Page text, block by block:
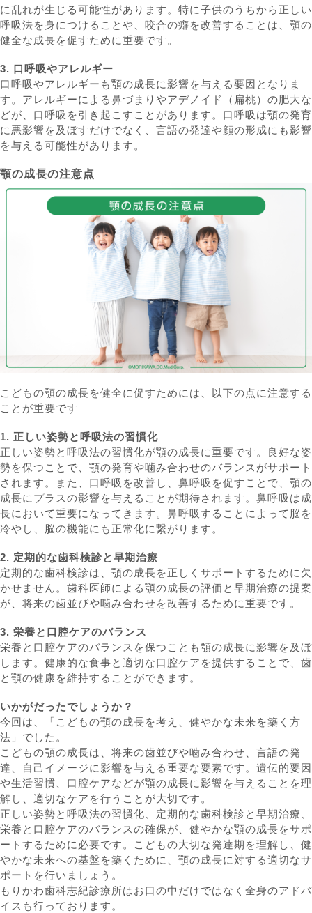
に乱れが生じる可能性があります。特に子供のうちから正しい
呼吸法を身につけることや、咬合の癖を改善することは、顎の
健全な成長を促すために重要です。
3. 口呼吸やアレルギー
口呼吸やアレルギーも顎の成長に影響を与える要因となりま
す。アレルギーによる鼻づまりやアデノイド（扁桃）の肥大な
どが、口呼吸を引き起こすことがあります。口呼吸は顎の発育
に悪影響を及ぼすだけでなく、言語の発達や顔の形成にも影響
を与える可能性があります。
顎の成長の注意点
こどもの顎の成長を健全に促すためには、以下の点に注意する
ことが重要です
1. 正しい姿勢と呼吸法の習慣化
正しい姿勢と呼吸法の習慣化が顎の成長に重要です。良好な姿
勢を保つことで、顎の発育や噛み合わせのバランスがサポート
されます。また、口呼吸を改善し、鼻呼吸を促すことで、顎の
成長にプラスの影響を与えることが期待されます。鼻呼吸は成
長において重要になってきます。鼻呼吸することによって脳を
冷やし、脳の機能にも正常化に繋がります。
2. 定期的な歯科検診と早期治療
定期的な歯科検診は、顎の成長を正しくサポートするために欠
かせません。歯科医師による顎の成長の評価と早期治療の提案
が、将来の歯並びや噛み合わせを改善するために重要です。
3. 栄養と口腔ケアのバランス
栄養と口腔ケアのバランスを保つことも顎の成長に影響を及ぼ
します。健康的な食事と適切な口腔ケアを提供することで、歯
と顎の健康を維持することができます。
いかがだったでしょうか？
今回は、「こどもの顎の成長を考え、健やかな未来を築く方
法」でした。
こどもの顎の成長は、将来の歯並びや噛み合わせ、言語の発
達、自己イメージに影響を与える重要な要素です。遺伝的要因
や生活習慣、口腔ケアなどが顎の成長に影響を与えることを理
解し、適切なケアを行うことが大切です。
正しい姿勢と呼吸法の習慣化、定期的な歯科検診と早期治療、
栄養と口腔ケアのバランスの確保が、健やかな顎の成長をサポ
ートするために必要です。こどもの大切な発達期を理解し、健
やかな未来への基盤を築くために、顎の成長に対する適切なサ
ポートを行いましょう。
もりかわ歯科志紀診療所はお口の中だけではなく全身のアドバ
イスも行っております。